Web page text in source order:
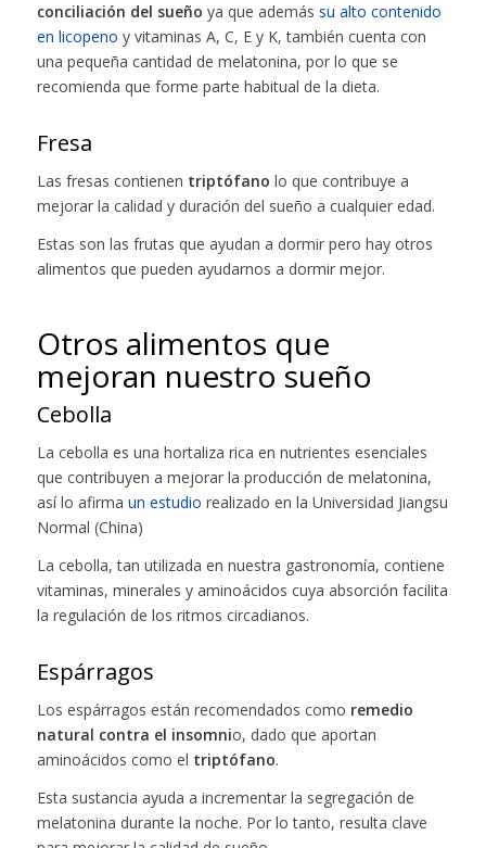
conciliación del sueño ya que además su alto contenido
en licopeno y vitaminas A, C, E y K, también cuenta con
una pequeña cantidad de melatonina, por lo que se
recomienda que forme parte habitual de la dieta.
Fresa
Las fresas contienen triptófano lo que contribuye a
mejorar la calidad y duración del sueño a cualquier edad.
Estas son las frutas que ayudan a dormir pero hay otros
alimentos que pueden ayudarnos a dormir mejor.
Otros alimentos que
mejoran nuestro sueño
Cebolla
La cebolla es una hortaliza rica en nutrientes esenciales
que contribuyen a mejorar la producción de melatonina,
así lo afirma un estudio realizado en la Universidad Jiangsu
Normal (China)
La cebolla, tan utilizada en nuestra gastronomía, contiene
vitaminas, minerales y aminoácidos cuya absorción facilita
la regulación de los ritmos circadianos.
Espárragos
Los espárragos están recomendados como remedio
natural contra el insomnio, dado que aportan
aminoácidos como el triptófano.
Esta sustancia ayuda a incrementar la segregación de
melatonina durante la noche. Por lo tanto, resulta clave